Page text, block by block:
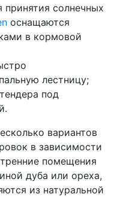
солнечных
оснащаются
в кормовой
лестницу;
под
вариантов
в зависимости
помещения
дуба или ореха,
из натуральной